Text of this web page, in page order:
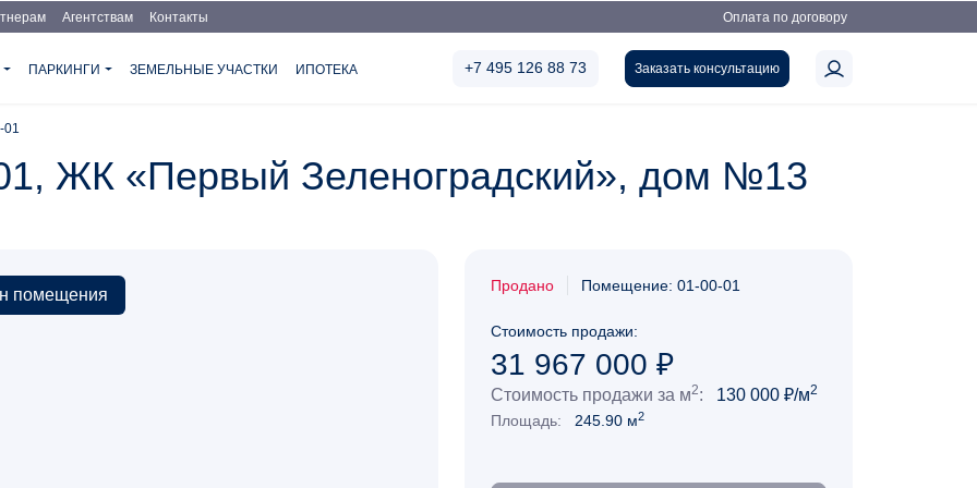
Агентствам Контакты Оплата по договору
ПАРКИНГИ ЗЕМЕЛЬНЫЕ УЧАСТКИ ИПОТЕКА +7 495 126 88 73 Заказать консультацию
01
ЖК «Первый Зеленоградский», дом №13
помещения Продано Помещение: 01-00-01
Стоимость продажи:
31 967 000 ₽
Стоимость продажи за м2: 130 000 ₽/м2
Площадь: 245.90 м2